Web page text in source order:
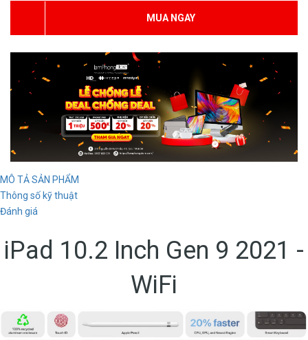
MUA NGAY
MÔ TẢ SẢN PHẨM
Thông số kỹ thuật
Đánh giá
iPad 10.2 Inch Gen 9 2021 -
WiFi